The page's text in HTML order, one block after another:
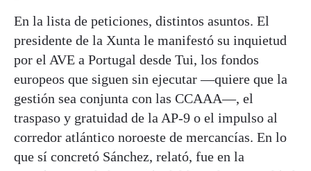
En la lista de peticiones, distintos asuntos. El
presidente de la Xunta le manifestó su inquietud
por el AVE a Portugal desde Tui, los fondos
europeos que siguen sin ejecutar —quiere que la
gestión sea conjunta con las CCAAA—, el
traspaso y gratuidad de la AP-9 o el impulso al
corredor atlántico noroeste de mercancías. En lo
que sí concretó Sánchez, relató, fue en la